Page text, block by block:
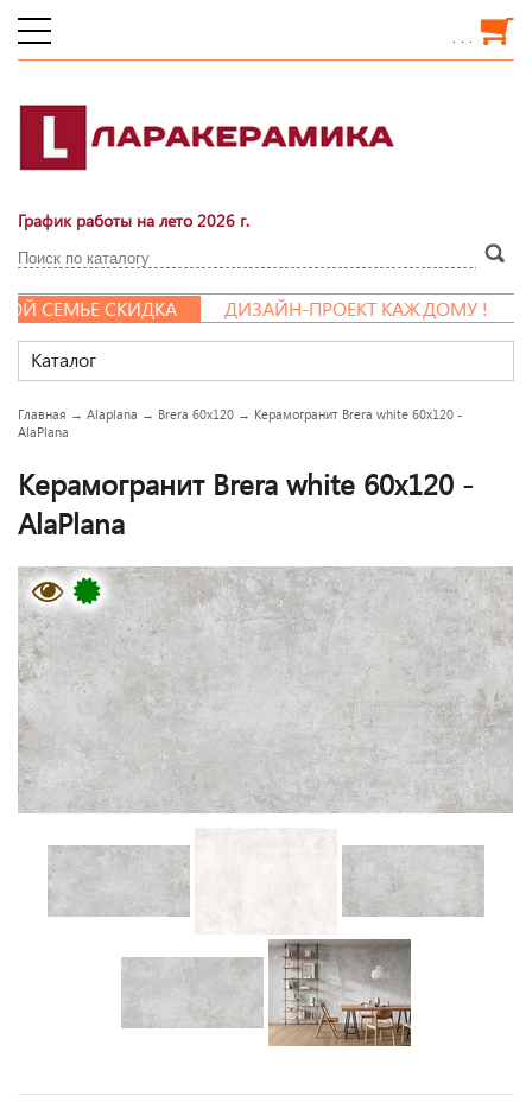
. . .
График работы на лето 2026 г.
СЕМЬЕ СКИДКА
ДИЗАЙН-ПРОЕКТ КАЖДОМУ !
Каталог
Главная → Alaplana → Brera 60x120 → Керамогранит Brera white 60x120 -
AlaPlana
Керамогранит Brera white 60x120 -
AlaPlana